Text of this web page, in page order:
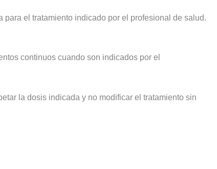
el tratamiento indicado por el profesional de salud.
continuos cuando son indicados por el
la dosis indicada y no modificar el tratamiento sin